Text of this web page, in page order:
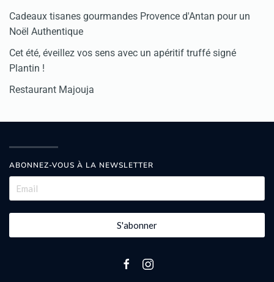
Cadeaux tisanes gourmandes Provence d'Antan pour un
Noël Authentique
Cet été, éveillez vos sens avec un apéritif truffé signé
Plantin !
Restaurant Majouja
ABONNEZ-VOUS À LA NEWSLETTER
S'abonner